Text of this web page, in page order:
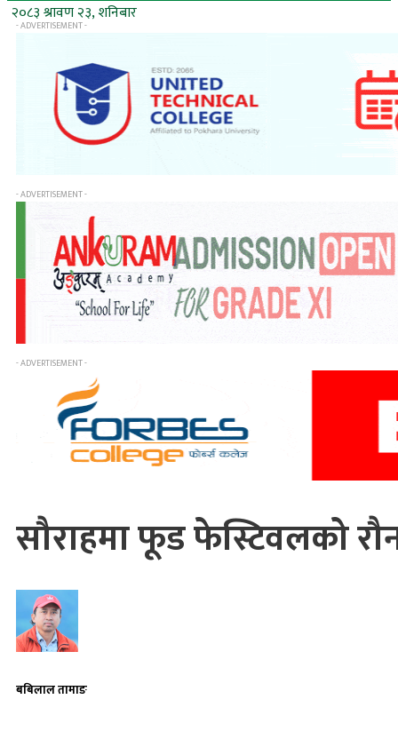
२०८३ श्रावण २३, शनिबार
- ADVERTISEMENT -
- ADVERTISEMENT -
- ADVERTISEMENT -
सौराहमा फूड फेस्टिवलको
बबिलाल तामाङ